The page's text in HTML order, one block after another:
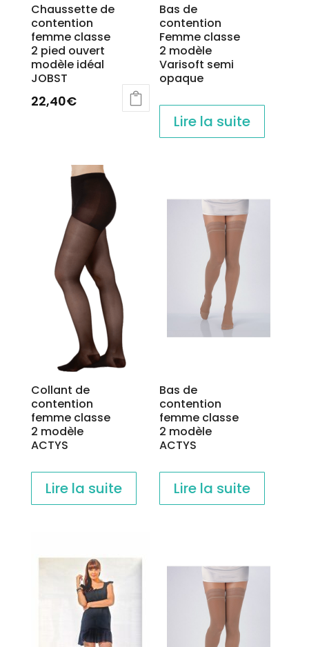
Chaussette de
contention
femme classe
2 pied ouvert
modèle idéal
JOBST
22,40€
variations.
peuvent
choisies
Bas de
contention
Femme classe
2 modèle
Varisoft semi
opaque
Lire la suite
Collant de
contention
femme classe
2 modèle
ACTYS
Lire la suite
Bas de
contention
femme classe
2 modèle
ACTYS
Lire la suite